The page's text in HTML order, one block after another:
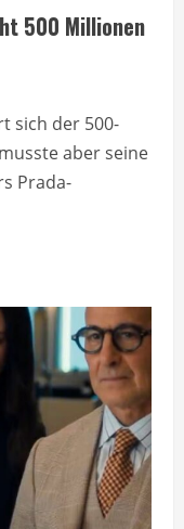
500 Millionen
sich der 500-
aber seine
Prada-